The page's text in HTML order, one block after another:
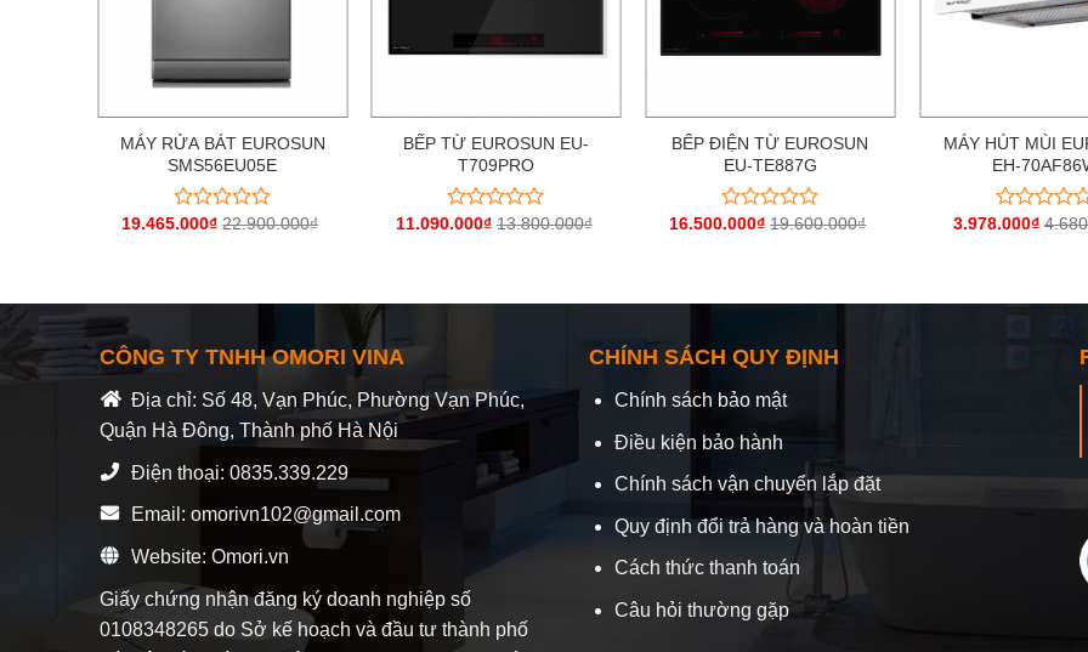
MÁY RỬA BÁT EUROSUN
SMS56EU05E
Được
5
19.465.000₫ 22.900.000₫
BẾP TỪ EUROSUN EU-
T709PRO
Được
5
11.090.000₫ 13.800.000₫
BẾP ĐIỆN TỪ EUROSUN
EU-TE887G
Được
5
16.500.000₫ 19.600.000₫
MÁY HÚT MÙI
EH-
Được
5
3.978.000₫
CÔNG TY TNHH OMORI VINA
Địa chỉ: Số 48, Vạn Phúc, Phường Vạn Phúc,
Quận Hà Đông, Thành phố Hà Nội
Điện thoại: 0835.339.229
Email: omorivn102@gmail.com
Website: Omori.vn
Giấy chứng nhận đăng ký doanh nghiệp số
0108348265 do Sở kế hoạch và đầu tư thành phố
CHÍNH SÁCH QUY ĐỊNH
Chính sách bảo mật
Điều kiện bảo hành
Chính sách vận chuyển lắp đặt
Quy định đổi trả hàng và hoàn tiền
Cách thức thanh toán
Câu hỏi thường gặp